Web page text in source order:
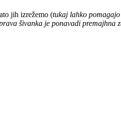
jih izrežemo (tukaj lahko
šivanka je ponavadi premajhna